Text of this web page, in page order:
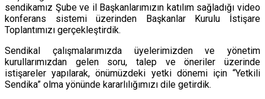
sendikamız Şube ve il Başkanlarımızın katılım sağladığı video
konferans sistemi üzerinden Başkanlar Kurulu İstişare
Toplantımızı gerçekleştirdik.
Sendikal çalışmalarımızda üyelerimizden ve yönetim
kurullarımızdan gelen soru, talep ve öneriler üzerinde
istişareler yapılarak, önümüzdeki yetki dönemi için “Yetkili
Sendika” olma yönünde kararlılığımızı dile getirdik.